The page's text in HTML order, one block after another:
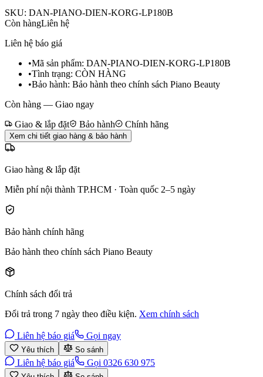
SKU: DAN-PIANO-DIEN-KORG-LP180B
Còn hàngLiên hệ
Liên hệ báo giá
•Mã sản phẩm: DAN-PIANO-DIEN-KORG-LP180B
•Tình trạng: CÒN HÀNG
•Bảo hành: Bảo hành theo chính sách Piano Beauty
Còn hàng — Giao ngay
Giao & lắp đặt
Bảo hành Chính hãng
Xem chi tiết giao hàng & bảo hành
Giao hàng & lắp đặt
Miễn phí nội thành TP.HCM · Toàn quốc 2–5 ngày
Bảo hành chính hãng
Bảo hành theo chính sách Piano Beauty
Chính sách đổi trả
Đổi trả trong 7 ngày theo điều kiện. Xem chính sách
Liên hệ báo giá Gọi ngay
Yêu thích So sánh
Liên hệ báo giá Gọi 0326 630 975